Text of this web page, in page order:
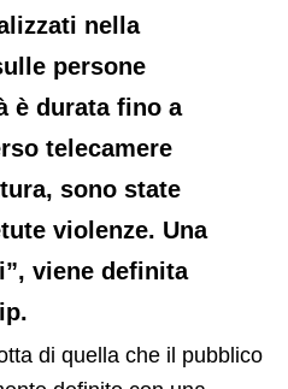
nella
persone
è durata fino a
telecamere
sono state
violenze. Una
viene definita
di quella che il pubblico